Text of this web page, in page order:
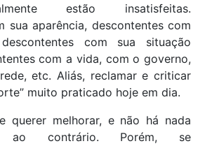
estão insatisfeitas.
sua aparência, descontentes com
com sua situação
com a vida, com o governo,
etc. Aliás, reclamar e criticar
muito praticado hoje em dia.
querer melhorar, e não há nada
ao contrário. Porém, se